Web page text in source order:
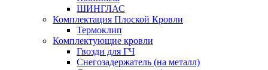
ШИНГЛАС
Комплектация Плоской Кровли
Термоклип
Комплектующие кровли
Гвозди для ГЧ
Снегозадержатель (на металл)